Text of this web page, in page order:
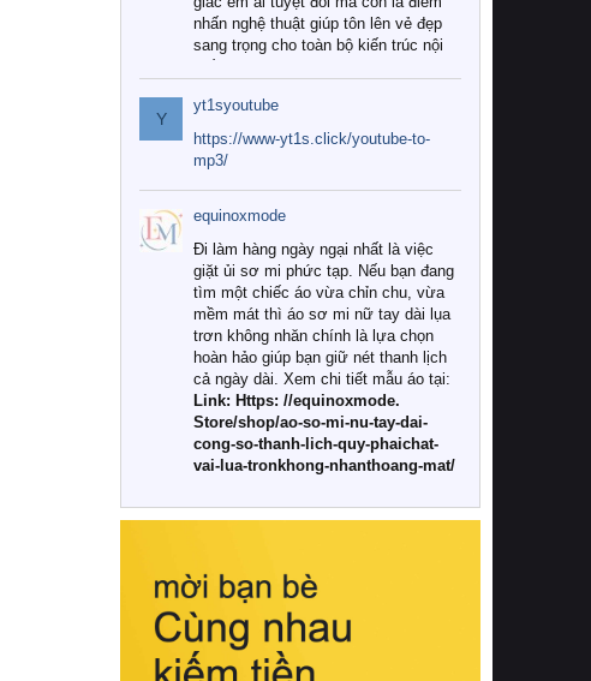
nhấn nghệ thuật giúp tôn lên vẻ đẹp
sang trọng cho toàn bộ kiến trúc nội
Tuy nhiên, giữa thị trường đa dạng
với vô vàn thương hiệu và mẫu mã
như hiện nay, làm thế nào để chọn
được những bộ chăn ga gối đệm cao
cấp thực sự chất lượng, phù hợp với
khí hậu và nhu cầu sử dụng của gia
đình? Hãy cùng chúng tôi đi tìm lời
giải đáp chi tiết qua bài viết dưới đây.
1. Tại sao các gia đình hiện đại lại ưa
chuộng chăn ga gối đệm cao cấp?
Khác với các dòng sản phẩm thông
thường, những bộ chăn ga gối đệm
cao cấp trải qua quy trình sản xuất
nghiêm ngặt từ khâu chọn lọc nguyên
liệu tự nhiên đến công nghệ dệt
nhuộm hiện đại không chứa hóa chất
này, bạn sẽ cảm nhận rõ rệt sự khác
hồi chuẩn xác của phần đệm nâng đỡ
cột sống.
Bên cạnh đó, việc lựa chọn các dòng
sản phẩm đạt chuẩn chất lượng quốc
Y
yt1syoutube
https://www-yt1s.click/youtube-to-
mp3/
equinoxmode
Đi làm hàng ngày ngại nhất là việc
giặt ủi sơ mi phức tạp. Nếu bạn đang
tìm một chiếc áo vừa chỉn chu, vừa
mềm mát thì áo sơ mi nữ tay dài lụa
trơn không nhăn chính là lựa chọn
hoàn hảo giúp bạn giữ nét thanh lịch
cả ngày dài. Xem chi tiết mẫu áo tại:
Link: Https: //equinoxmode.
Store/shop/ao-so-mi-nu-tay-dai-
cong-so-thanh-lich-quy-phaichat-
vai-lua-tronkhong-nhanthoang-mat/